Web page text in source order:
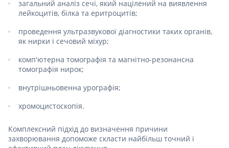
загальний аналіз сечі, який націлений на виявлення
лейкоцитів, білка та еритроцитів;
проведення ультразвукової діагностики таких органів,
як нирки і сечовий міхур;
комп'ютерна томографія та магнітно-резонансна
томографія нирок;
внутрішньовенна урографія;
хромоцистоскопія.
Комплексний підхід до визначення причини
захворювання допоможе скласти найбільш точний і